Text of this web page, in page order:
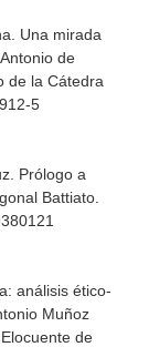
Una mirada
de
de la Cátedra
5
Prólogo a
Battiato.
análisis ético-
Muñoz
de